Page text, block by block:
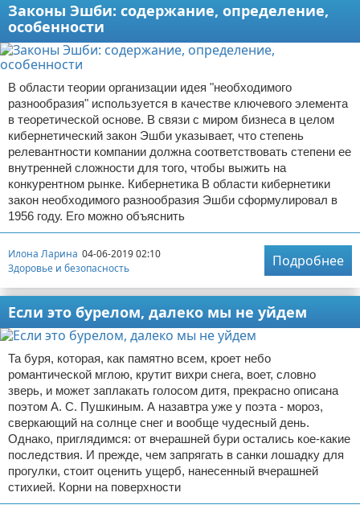
Законы Эшби: содержание, определение,
особенности
В области теории организации идея "необходимого
разнообразия" используется в качестве ключевого элемента
в теоретической основе. В связи с миром бизнеса в целом
кибернетический закон Эшби указывает, что степень
релевантности компании должна соответствовать степени ее
внутренней сложности для того, чтобы выжить на
конкурентном рынке. Кибернетика В области кибернетики
закон необходимого разнообразия Эшби сформулировал в
1956 году. Его можно объяснить
Илона Ларина 04-06-2019 02:10
Здоровье и безопасность
Подробнее
Если это бурелом, далеко мы не уйдем
Та буря, которая, как памятно всем, кроет небо
романтической мглою, крутит вихри снега, воет, словно
зверь, и может заплакать голосом дитя, прекрасно описана
поэтом А. С. Пушкиным. А назавтра уже у поэта - мороз,
сверкающий на солнце снег и вообще чудесный день.
Однако, приглядимся: от вчерашней бури остались кое-какие
последствия. И прежде, чем запрягать в санки лошадку для
прогулки, стоит оценить ущерб, нанесенный вчерашней
стихией. Корни на поверхности